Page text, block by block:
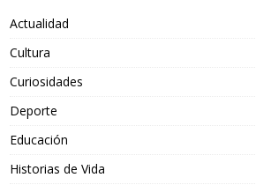
Actualidad
Cultura
Curiosidades
Deporte
Educación
Historias de Vida